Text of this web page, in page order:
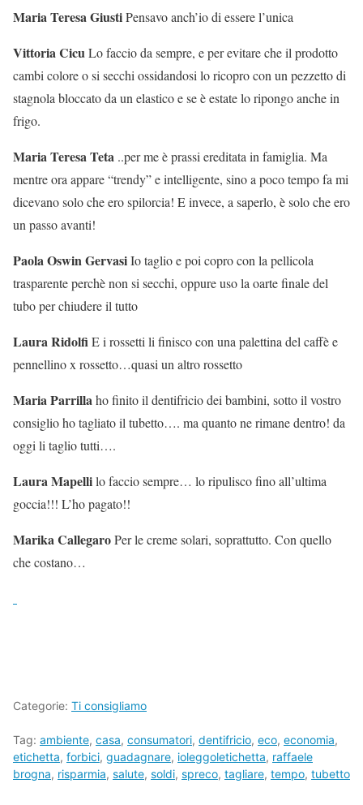
Maria Teresa GiustiPensavo anch’io di essere l’unica
Vittoria CicuLo faccio da sempre, e per evitare che il prodotto
cambi colore o si secchi ossidandosi lo ricopro con un pezzetto di
stagnola bloccato da un elastico e se è estate lo ripongo anche in
frigo.
Maria Teresa Teta ..per me è prassi ereditata in famiglia. Ma
mentre ora appare “trendy” e intelligente, sino a poco tempo fa mi
dicevano solo che ero spilorcia! E invece, a saperlo, è solo che ero
un passo avanti!
Paola Oswin GervasiIo taglio e poi copro con la pellicola
trasparente perchè non si secchi, oppure uso la oarte finale del
tubo per chiudere il tutto
Laura RidolfiE i rossetti li finisco con una palettina del caffè e
pennellino x rossetto…quasi un altro rossetto
Maria Parrillaho finito il dentifricio dei bambini, sotto il vostro
consiglio ho tagliato il tubetto…. ma quanto ne rimane dentro! da
oggi li taglio tutti….
Laura Mapellilo faccio sempre… lo ripulisco fino all’ultima
goccia!!! L’ho pagato!!
Marika CallegaroPer le creme solari, soprattutto. Con quello
che costano…
Categorie: Ti consigliamo
Tag: ambiente, casa, consumatori, dentifricio, eco, economia,
etichetta, forbici, guadagnare, ioleggoletichetta, raffaele
brogna, risparmia, salute, soldi, spreco, tagliare, tempo, tubetto